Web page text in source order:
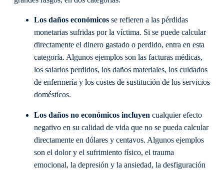
Los daños económicos se refieren a las pérdidas
monetarias sufridas por la víctima. Si se puede calcular
directamente el dinero gastado o perdido, entra en esta
categoría. Algunos ejemplos son las facturas médicas,
los salarios perdidos, los daños materiales, los cuidados
de enfermería y los costes de sustitución de los servicios
domésticos.
Los daños no económicos incluyen cualquier efecto
negativo en su calidad de vida que no se pueda calcular
directamente en dólares y centavos. Algunos ejemplos
son el dolor y el sufrimiento físico, el trauma
emocional, la depresión y la ansiedad, la desfiguración